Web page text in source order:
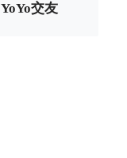
YoYo交友